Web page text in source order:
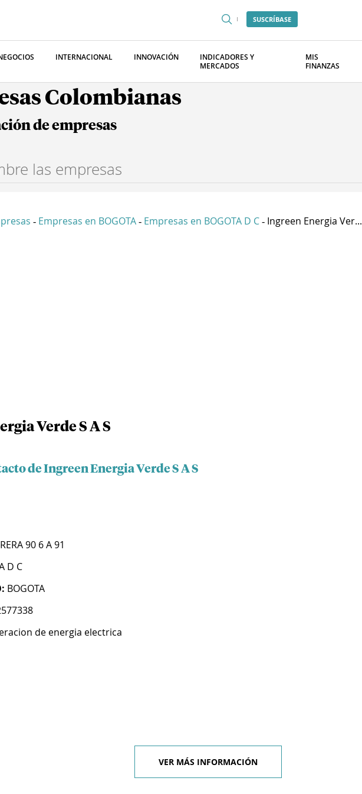
SUSCRÍBASE
INTERNACIONAL INNOVACIÓN
INDICADORES Y
MERCADOS
MIS
FINANZAS
Colombianas
de empresas
- Empresas en BOGOTA - Empresas en BOGOTA D C - Ingreen Energia Ver...
Verde S A S
de Ingreen Energia Verde S A S
90 6 A 91
D C
BOGOTA
de energia electrica
VER MÁS INFORMACIÓN